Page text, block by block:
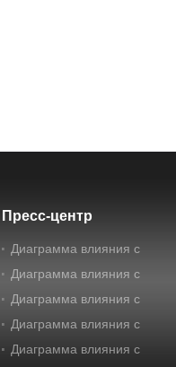
Пресс-центр
Диаграмма влияния с
Диаграмма влияния с
Диаграмма влияния с
Диаграмма влияния с
Диаграмма влияния с